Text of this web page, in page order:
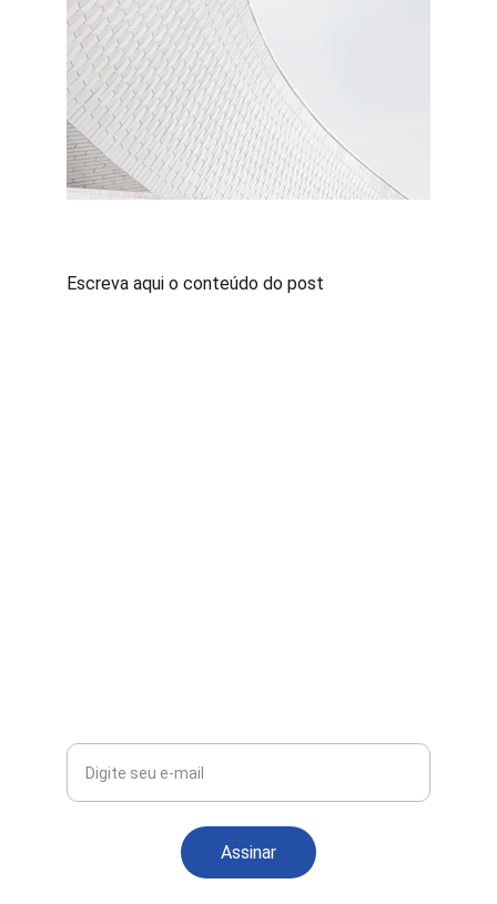
Escreva aqui o conteúdo do post
Assinar